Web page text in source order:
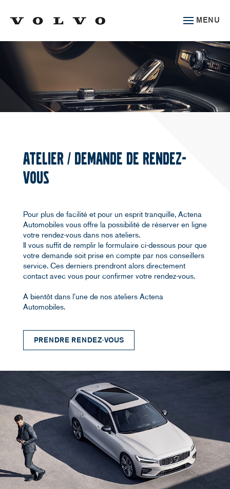
MENU
ATELIER / DEMANDE DE RENDEZ-
VOUS
Pour plus de facilité et pour un esprit tranquille, Actena
Automobiles vous offre la possibilité de réserver en ligne
votre rendez-vous dans nos ateliers.
Il vous suffit de remplir le formulaire ci-dessous pour que
votre demande soit prise en compte par nos conseillers
service. Ces derniers prendront alors directement
contact avec vous pour confirmer votre rendez-vous.
A bientôt dans l'une de nos ateliers Actena
Automobiles.
PRENDRE RENDEZ-VOUS